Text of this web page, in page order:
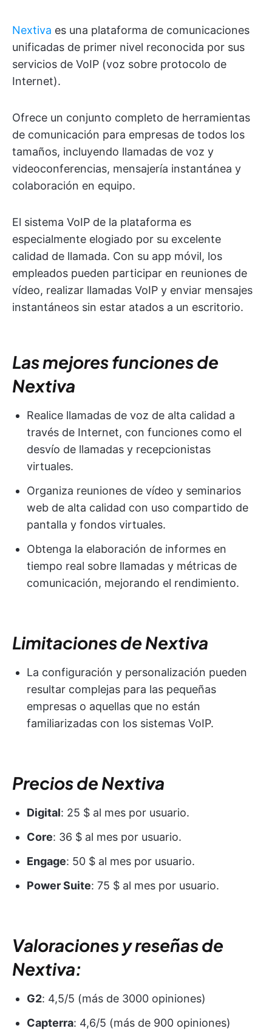
Nextiva es una plataforma de comunicaciones
unificadas de primer nivel reconocida por sus
servicios de VoIP (voz sobre protocolo de
Internet).
Ofrece un conjunto completo de herramientas
de comunicación para empresas de todos los
tamaños, incluyendo llamadas de voz y
videoconferencias, mensajería instantánea y
colaboración en equipo.
El sistema VoIP de la plataforma es
especialmente elogiado por su excelente
calidad de llamada. Con su app móvil, los
empleados pueden participar en reuniones de
vídeo, realizar llamadas VoIP y enviar mensajes
instantáneos sin estar atados a un escritorio.
Las mejores funciones de
Nextiva
Realice llamadas de voz de alta calidad a
través de Internet, con funciones como el
desvío de llamadas y recepcionistas
virtuales.
Organiza reuniones de vídeo y seminarios
web de alta calidad con uso compartido de
pantalla y fondos virtuales.
Obtenga la elaboración de informes en
tiempo real sobre llamadas y métricas de
comunicación, mejorando el rendimiento.
Limitaciones de Nextiva
La configuración y personalización pueden
resultar complejas para las pequeñas
empresas o aquellas que no están
familiarizadas con los sistemas VoIP.
Precios de Nextiva
Digital: 25 $ al mes por usuario.
Core: 36 $ al mes por usuario.
Engage: 50 $ al mes por usuario.
Power Suite: 75 $ al mes por usuario.
Valoraciones y reseñas de
Nextiva:
G2: 4,5/5 (más de 3000 opiniones)
Capterra: 4,6/5 (más de 900 opiniones)